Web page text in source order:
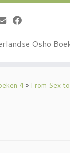
Osho
4 » From Sex